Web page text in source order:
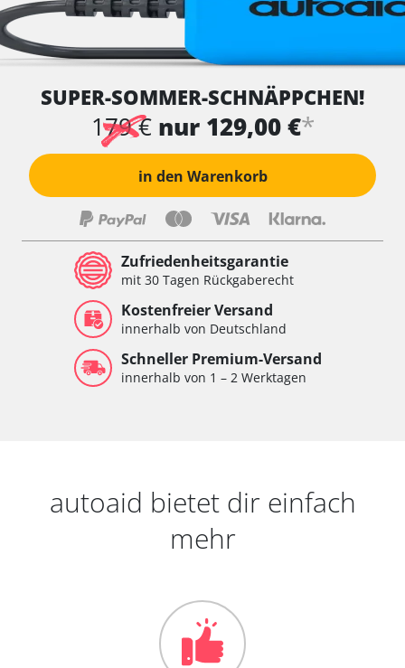
SUPER-SOMMER-SCHNÄPPCHEN!
179 € nur 129,00 €*
in den Warenkorb
Zufriedenheitsgarantie
mit 30 Tagen Rückgaberecht
Kostenfreier Versand
innerhalb von Deutschland
Schneller Premium-Versand
innerhalb von 1 – 2 Werktagen
autoaid bietet dir einfach
mehr